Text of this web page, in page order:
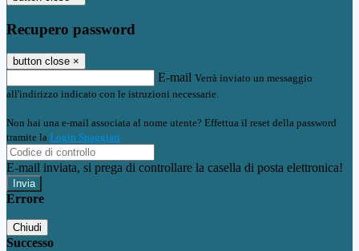
Recupero password
button close ×
E-mail Verrà inviato un messaggio
all'indirizzo indicato con le istruzioni necessarie.
Non hai una e-mail associata al nome utente? Effettua il reset della password
tramite la Login Spaggiari
E-mail inviata, si prega di controllare la casella di posta elettronica!
Errore
Chiudi
Successo